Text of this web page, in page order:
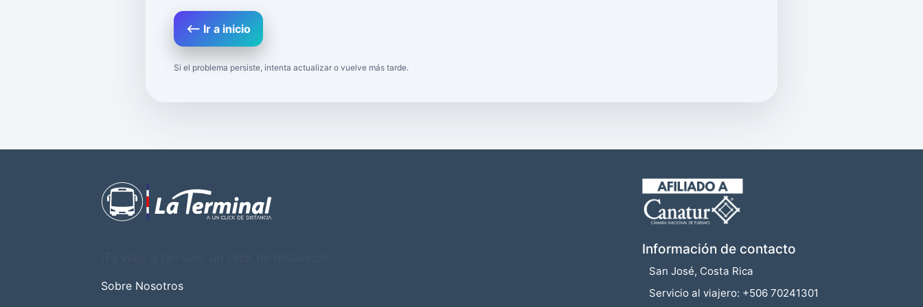
⟵ Ir a inicio
Si el problema persiste, intenta actualizar o vuelve más tarde.
Sobre Nosotros
Información de contacto
San José, Costa Rica
Servicio al viajero: +506 70241301